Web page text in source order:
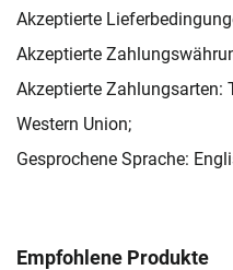
Akzeptierte
Akzeptierte
Akzeptierte Zahlungsarten:
Western Union;
Gesprochene Sprache:
Empfohlene Produkte